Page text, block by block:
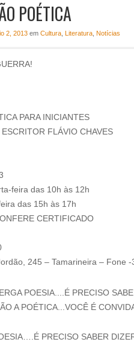
NOTÍCIAS
CONTATO
POÉTICA
2, 2013em Cultura, Literatura, Notícias
PARA INICIANTES
FLÁVIO CHAVES
feira das 10h às 12h
das 15h às 17h
CERTIFICADO
245 – Tamarineira – Fone
PRECISO SABER